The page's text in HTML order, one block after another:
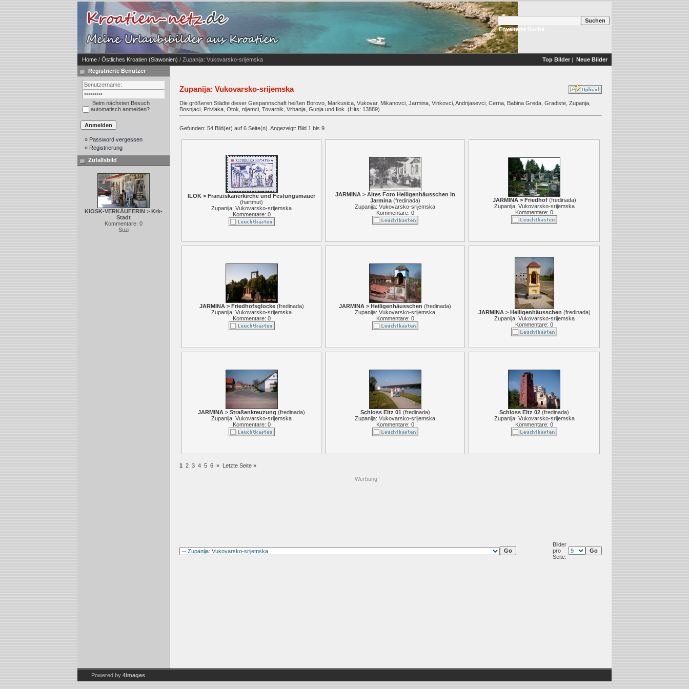
Erweiterte Suche
Home / Östliches Kroatien (Slawonien) / Zupanija: Vukovarsko-srijemska Top Bilder | Neue Bilder
Registrierte Benutzer
Beim nächsten Besuch
automatisch anmelden?
» Password vergessen
» Registrierung
Zufallsbild
KIOSK-VERKÄUFERIN > Krk-
Stadt
Kommentare: 0
Suzi
Zupanija: Vukovarsko-srijemska
Die größeren Städte dieser Gespannschaft heißen Borovo, Markusica, Vukovar, Mikanovci, Jarmina, Vinkovci, Andrijasevci, Cerna, Babina Greda, Gradiste, Zupanja,
Bosnjaci, Privlaka, Otok, nijemci, Tovarnik, Vrbanja, Gunja und Ilok. (Hits: 13889)
Gefunden: 54 Bild(er) auf 6 Seite(n). Angezeigt: Bild 1 bis 9.
ILOK > Franziskanerkirche und Festungsmauer
(hartmut)
Zupanija: Vukovarsko-srijemska
Kommentare: 0
JARMINA > Altes Foto Heiligenhäusschen in
Jarmina(fredinada)
Zupanija: Vukovarsko-srijemska
Kommentare: 0
JARMINA > Friedhof(fredinada)
Zupanija: Vukovarsko-srijemska
Kommentare: 0
JARMINA > Friedhofsglocke(fredinada)
Zupanija: Vukovarsko-srijemska
Kommentare: 0
JARMINA > Heiligenhäusschen (fredinada)
Zupanija: Vukovarsko-srijemska
Kommentare: 0
JARMINA > Heiligenhäusschen (fredinada)
Zupanija: Vukovarsko-srijemska
Kommentare: 0
JARMINA > Straßenkreuzung (fredinada)
Zupanija: Vukovarsko-srijemska
Kommentare: 0
Schloss Eltz 01 (fredinada)
Zupanija: Vukovarsko-srijemska
Kommentare: 0
Schloss Eltz 02 (fredinada)
Zupanija: Vukovarsko-srijemska
Kommentare: 0
1 2 3 4 5 6 » Letzte Seite »
Werbung
Bilder
pro
Seite:
Powered by 4images